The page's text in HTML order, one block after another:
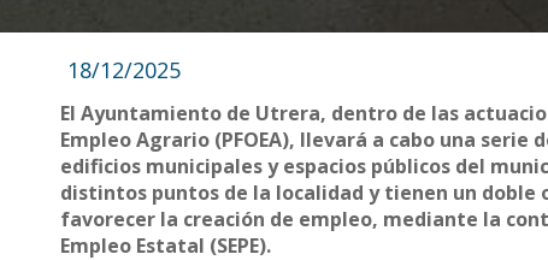
18/12/2025
El Ayuntamiento de Utrera, dentro de las
Empleo Agrario (PFOEA), llevará a cabo una
edificios municipales y espacios públicos del
distintos puntos de la localidad y tienen un
favorecer la creación de empleo, mediante la
Empleo Estatal (SEPE).